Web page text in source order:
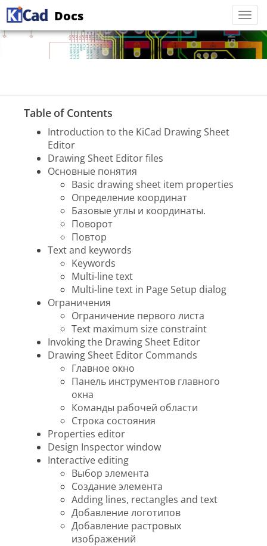
Docs
Table of Contents
Introduction to the KiCad Drawing Sheet
Editor
Drawing Sheet Editor files
Основные понятия
Basic drawing sheet item properties
Определение координат
Базовые углы и координаты.
Поворот
Повтор
Text and keywords
Keywords
Multi-line text
Multi-line text in Page Setup dialog
Ограничения
Ограничение первого листа
Text maximum size constraint
Invoking the Drawing Sheet Editor
Drawing Sheet Editor Commands
Главное окно
Панель инструментов главного
окна
Команды рабочей области
Строка состояния
Properties editor
Design Inspector window
Interactive editing
Выбор элемента
Создание элемента
Adding lines, rectangles and text
Добавление логотипов
Добавление растровых
изображений